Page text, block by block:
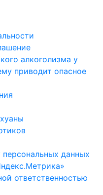
алкоголизма у
приводит опасное
персональных данных
ответственностью